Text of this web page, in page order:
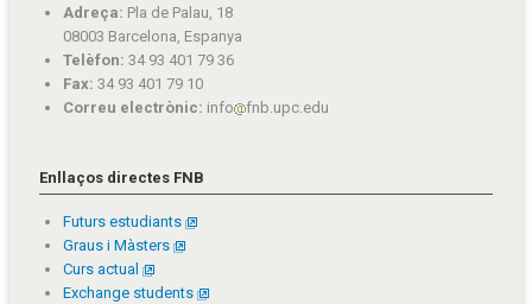
Adreça: Pla de Palau, 18
08003 Barcelona, Espanya
Telèfon: 34 93 401 79 36
Fax: 34 93 401 79 10
Correu electrònic: info fnb.upc.edu
Enllaços directes FNB
Futurs estudiants
Graus i Màsters
Curs actual
Exchange students